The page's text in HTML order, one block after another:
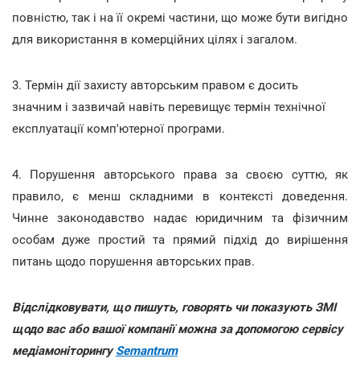
повністю, так і на її окремі частини, що може бути вигідно
для використання в комерційних цілях і загалом.
3. Термін дії захисту авторським правом є досить
значним і зазвичай навіть перевищує термін технічної
експлуатації комп'ютерної програми.
4. Порушення авторського права за своєю суттю, як
правило, є менш складними в контексті доведення.
Чинне законодавство надає юридичним та фізичним
особам дуже простий та прямий підхід до вирішення
питань щодо порушення авторських прав.
Відслідковувати, що пишуть, говорять чи показують ЗМІ
щодо вас або вашої компанії можна за допомогою сервісу
медіамоніторингуSemantrum